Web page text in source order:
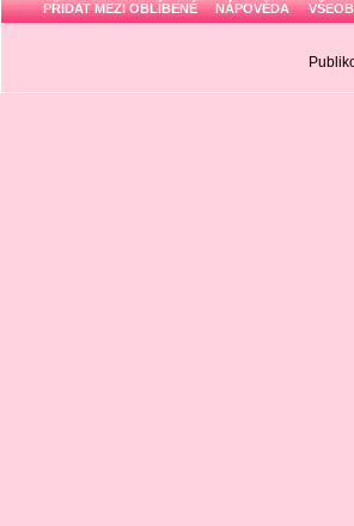
PŘIDAT MEZI OBLÍBENÉ NÁPOVĚDA